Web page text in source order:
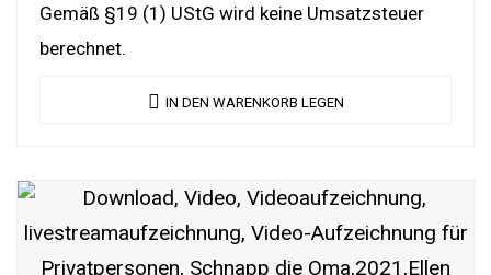
Gemäß §19 (1) UStG wird keine Umsatzsteuer
berechnet.
IN DEN WARENKORB LEGEN